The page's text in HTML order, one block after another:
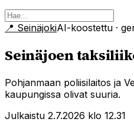
📍 SeinäjokiAI-koostettu ·
Seinäjoen
Pohjanmaan poliisilaitos ja
kaupungissa olivat suuria.
Julkaistu 2.7.2026 klo 12.31